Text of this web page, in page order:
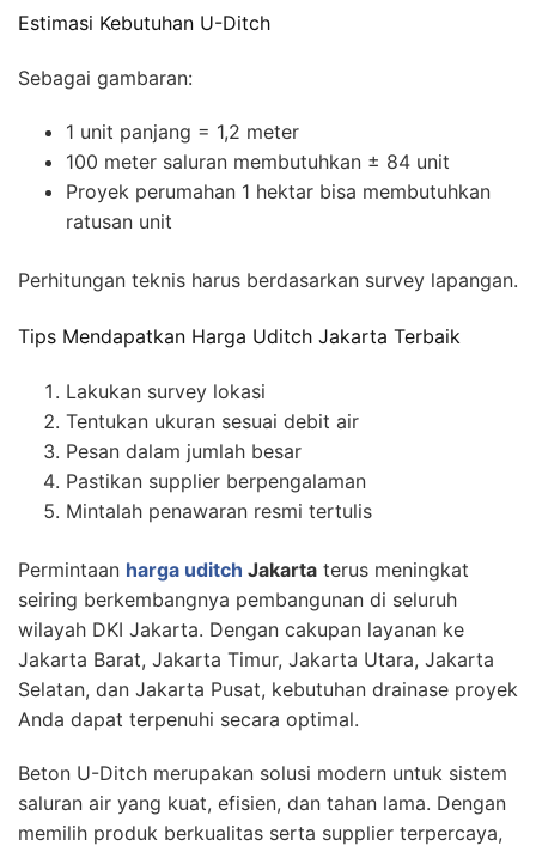
Estimasi Kebutuhan U-Ditch
Sebagai gambaran:
1 unit panjang = 1,2 meter
100 meter saluran membutuhkan ± 84 unit
Proyek perumahan 1 hektar bisa membutuhkan
ratusan unit
Perhitungan teknis harus berdasarkan survey lapangan.
Tips Mendapatkan Harga Uditch Jakarta Terbaik
Lakukan survey lokasi
Tentukan ukuran sesuai debit air
Pesan dalam jumlah besar
Pastikan supplier berpengalaman
Mintalah penawaran resmi tertulis
Permintaan harga uditch Jakarta terus meningkat
seiring berkembangnya pembangunan di seluruh
wilayah DKI Jakarta. Dengan cakupan layanan ke
Jakarta Barat, Jakarta Timur, Jakarta Utara, Jakarta
Selatan, dan Jakarta Pusat, kebutuhan drainase proyek
Anda dapat terpenuhi secara optimal.
Beton U-Ditch merupakan solusi modern untuk sistem
saluran air yang kuat, efisien, dan tahan lama. Dengan
memilih produk berkualitas serta supplier terpercaya,